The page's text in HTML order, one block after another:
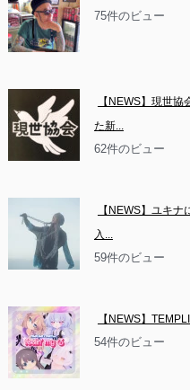
75件のビュー
【NEWS】現世
た新...
62件のビュー
【NEWS】ユキ
入...
59件のビュー
【NEWS】
54件のビュー